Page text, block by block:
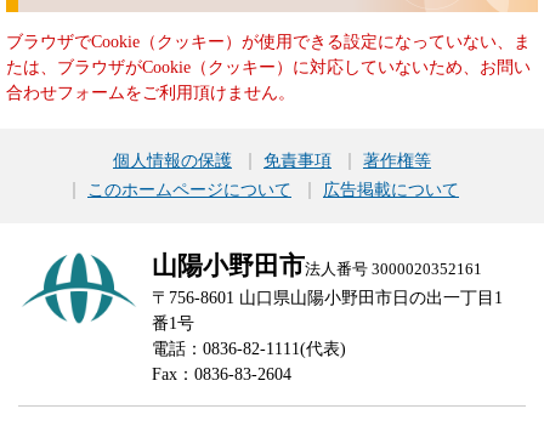
ブラウザでCookie（クッキー）が使用できる設定になっていない、ま
たは、ブラウザがCookie（クッキー）に対応していないため、お問い
合わせフォームをご利用頂けません。
個人情報の保護 免責事項
著作権等
このホームページについて
広告掲載について
山陽小野田市法人番号 3000020352161
〒756-8601 山口県山陽小野田市日の出一丁目1
番1号
電話：0836-82-1111(代表)
Fax：0836-83-2604